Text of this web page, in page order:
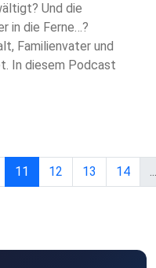
Und die
in die Ferne…?
Familienvater und
In diesem Podcast
11 12 13 14 ...